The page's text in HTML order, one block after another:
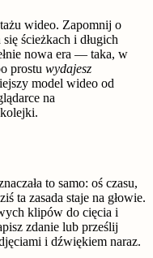
wideo. Zapomnij o
ścieżkach i długich
nowa era — taka, w
prostu wydajesz
model wideo od
na
to samo: oś czasu,
ta zasada staje na głowie.
klipów do cięcia i
zdanie lub prześlij
i dźwiękiem naraz.